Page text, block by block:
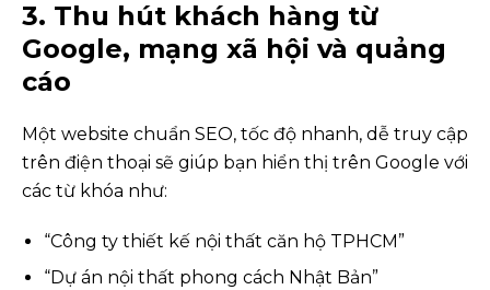
3. Thu hút khách hàng từ
Google, mạng xã hội và quảng
cáo
Một website chuẩn SEO, tốc độ nhanh, dễ truy cập
trên điện thoại sẽ giúp bạn hiển thị trên Google với
các từ khóa như:
“Công ty thiết kế nội thất căn hộ TPHCM”
“Dự án nội thất phong cách Nhật Bản”